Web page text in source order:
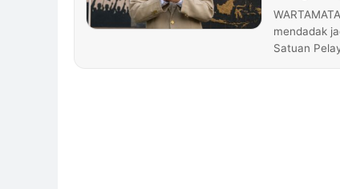
mendadak
Satuan